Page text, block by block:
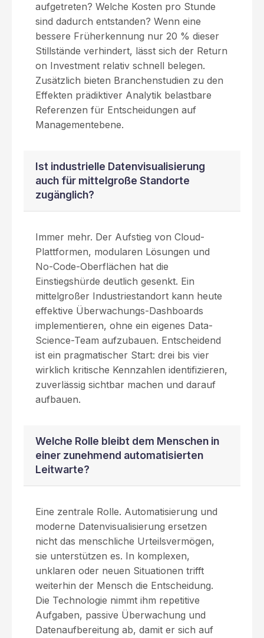
aufgetreten? Welche Kosten pro Stunde
sind dadurch entstanden? Wenn eine
bessere Früherkennung nur 20 % dieser
Stillstände verhindert, lässt sich der Return
on Investment relativ schnell belegen.
Zusätzlich bieten Branchenstudien zu den
Effekten prädiktiver Analytik belastbare
Referenzen für Entscheidungen auf
Managementebene.
Ist industrielle Datenvisualisierung
auch für mittelgroße Standorte
zugänglich?
Immer mehr. Der Aufstieg von Cloud-
Plattformen, modularen Lösungen und
No-Code-Oberflächen hat die
Einstiegshürde deutlich gesenkt. Ein
mittelgroßer Industriestandort kann heute
effektive Überwachungs-Dashboards
implementieren, ohne ein eigenes Data-
Science-Team aufzubauen. Entscheidend
ist ein pragmatischer Start: drei bis vier
wirklich kritische Kennzahlen identifizieren,
zuverlässig sichtbar machen und darauf
aufbauen.
Welche Rolle bleibt dem Menschen in
einer zunehmend automatisierten
Leitwarte?
Eine zentrale Rolle. Automatisierung und
moderne Datenvisualisierung ersetzen
nicht das menschliche Urteilsvermögen,
sie unterstützen es. In komplexen,
unklaren oder neuen Situationen trifft
weiterhin der Mensch die Entscheidung.
Die Technologie nimmt ihm repetitive
Aufgaben, passive Überwachung und
Datenaufbereitung ab, damit er sich auf